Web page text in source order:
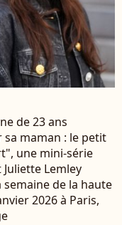
de 23 ans
maman : le petit
une mini-série
Lemley
de la haute
2026 à Paris,